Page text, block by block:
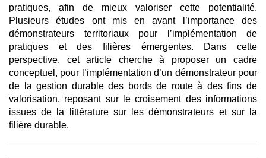
pratiques, afin de mieux valoriser cette potentialité.
Plusieurs études ont mis en avant l’importance des
démonstrateurs territoriaux pour l’implémentation de
pratiques et des filières émergentes. Dans cette
perspective, cet article cherche à proposer un cadre
conceptuel, pour l’implémentation d’un démonstrateur pour
de la gestion durable des bords de route à des fins de
valorisation, reposant sur le croisement des informations
issues de la littérature sur les démonstrateurs et sur la
filière durable.